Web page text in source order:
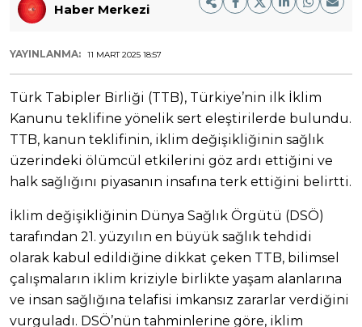
Haber Merkezi
YAYINLANMA: 11 MART 2025 18:57
Türk Tabipler Birliği (TTB), Türkiye’nin ilk İklim
Kanunu teklifine yönelik sert eleştirilerde bulundu.
TTB, kanun teklifinin, iklim değişikliğinin sağlık
üzerindeki ölümcül etkilerini göz ardı ettiğini ve
halk sağlığını piyasanın insafına terk ettiğini belirtti.
İklim değişikliğinin Dünya Sağlık Örgütü (DSÖ)
tarafından 21. yüzyılın en büyük sağlık tehdidi
olarak kabul edildiğine dikkat çeken TTB, bilimsel
çalışmaların iklim kriziyle birlikte yaşam alanlarına
ve insan sağlığına telafisi imkansız zararlar verdiğini
vurguladı. DSÖ’nün tahminlerine göre, iklim